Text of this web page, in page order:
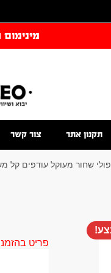
מינימום
תקנון אתר צור קשר
שחור מעוקל עודפים קל משקל
פריט בהזמנה